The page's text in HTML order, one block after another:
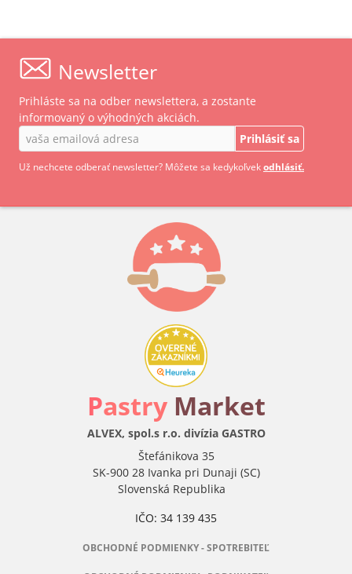
Newsletter
Prihláste sa na odber newslettera, a zostante
informovaný o výhodných akciách.
Prihlásiť sa
Už nechcete odberať newsletter? Môžete sa kedykoľvekodhlásiť.
Pastry Market
ALVEX, spol.s r.o. divízia GASTRO
Štefánikova 35
SK-900 28 Ivanka pri Dunaji (SC)
Slovenská Republika
IČO: 34 139 435
OBCHODNÉ PODMIENKY - SPOTREBITEĽ